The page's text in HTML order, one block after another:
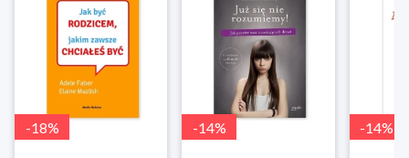
-18% -14% -14%